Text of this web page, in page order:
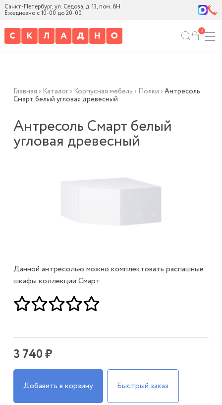
Санкт-Петербург, ул. Седова, д. 13, пом. 6Н
Ежедневно с 10-00 до 20-00
0
Главная › Каталог› Корпусная мебель › Полки › Антресоль
Смарт белый угловая древесный
Антресоль Смарт белый
угловая древесный
Данной антресолью можно комплектовать распашные
шкафы коллекции Смарт.
3 740 ₽
Добавить в корзину Быстрый заказ